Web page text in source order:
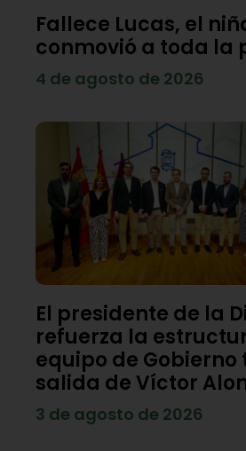
Fallece Lucas, el
conmovió a toda la
4 de agosto de 2026
El presidente de la
refuerza la
equipo de Gobierno
salida de Víctor
3 de agosto de 2026